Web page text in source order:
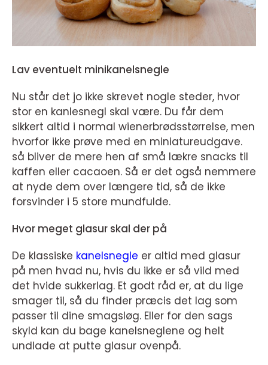
Lav eventuelt minikanelsnegle
Nu står det jo ikke skrevet nogle steder, hvor
stor en kanlesnegl skal være. Du får dem
sikkert altid i normal wienerbrødsstørrelse, men
hvorfor ikke prøve med en miniatureudgave.
så bliver de mere hen af små lækre snacks til
kaffen eller cacaoen. Så er det også nemmere
at nyde dem over længere tid, så de ikke
forsvinder i 5 store mundfulde.
Hvor meget glasur skal der på
De klassiske kanelsnegle er altid med glasur
på men hvad nu, hvis du ikke er så vild med
det hvide sukkerlag. Et godt råd er, at du lige
smager til, så du finder præcis det lag som
passer til dine smagsløg. Eller for den sags
skyld kan du bage kanelsneglene og helt
undlade at putte glasur ovenpå.